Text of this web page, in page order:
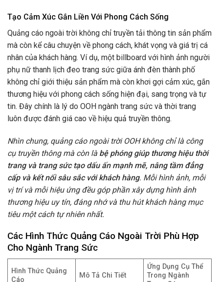
Tạo Cảm Xúc Gắn Liền Với Phong Cách Sống
Quảng cáo ngoài trời không chỉ truyền tải thông tin sản phẩm
mà còn kể câu chuyện về phong cách, khát vọng và giá trị cá
nhân của khách hàng. Ví dụ, một billboard với hình ảnh người
phụ nữ thanh lịch đeo trang sức giữa ánh đèn thành phố
không chỉ giới thiệu sản phẩm mà còn khơi gợi cảm xúc, gắn
thương hiệu với phong cách sống hiện đại, sang trọng và tự
tin. Đây chính là lý do OOH ngành trang sức và thời trang
luôn được đánh giá cao về hiệu quả truyền thông.
Nhìn chung, quảng cáo ngoài trời OOH không chỉ là công
cụ truyền thông mà còn là bệ phóng giúp thương hiệu thời
trang và trang sức tạo dấu ấn mạnh mẽ, nâng tầm đẳng
cấp và kết nối sâu sắc với khách hàng. Mỗi hình ảnh, mỗi
vị trí và mỗi hiệu ứng đều góp phần xây dựng hình ảnh
thương hiệu uy tín, đáng nhớ và thu hút khách hàng mục
tiêu một cách tự nhiên nhất.
Các Hình Thức Quảng Cáo Ngoài Trời Phù Hợp
Cho Ngành Trang Sức
Hình Thức Quảng
Cáo
Mô Tả Chi Tiết
Ứng Dụng Cụ Thể
Trong Ngành